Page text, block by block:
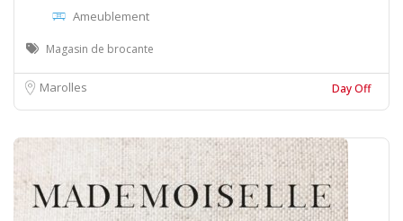
Ameublement
Magasin de brocante
Marolles Day Off